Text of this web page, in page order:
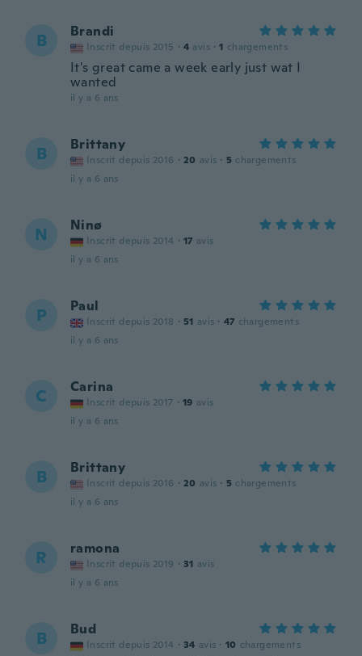
B Brandi
Inscrit depuis 2015 · 4 avis · 1 chargements
It's great came a week early just wat I
wanted
il y a 6 ans
B Brittany
Inscrit depuis 2016 · 20 avis · 5 chargements
il y a 6 ans
N Ninø
Inscrit depuis 2014 · 17 avis
il y a 6 ans
P Paul
Inscrit depuis 2018 · 51 avis · 47 chargements
il y a 6 ans
C Carina
Inscrit depuis 2017 · 19 avis
il y a 6 ans
B Brittany
Inscrit depuis 2016 · 20 avis · 5 chargements
il y a 6 ans
R ramona
Inscrit depuis 2019 · 31 avis
il y a 6 ans
B Bud
Inscrit depuis 2014 · 34 avis · 10 chargements